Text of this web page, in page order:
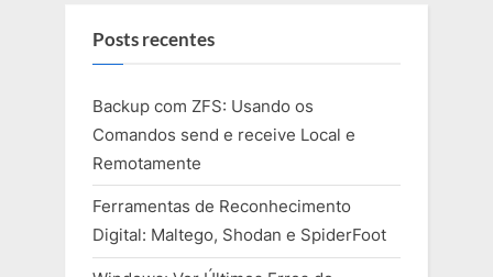
Posts recentes
Backup com ZFS: Usando os
Comandos send e receive Local e
Remotamente
Ferramentas de Reconhecimento
Digital: Maltego, Shodan e SpiderFoot